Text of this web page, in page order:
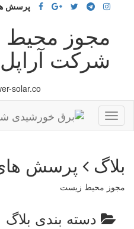
پرسش
مجوز
شرکت آراپل
solar.co
Toggle
navigation
بلاگ پرسش
مجوز محیط زیست
دسته بندی بلاگ